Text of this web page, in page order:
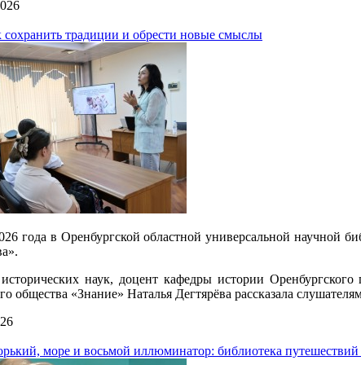
сохранить традиции и обрести новые смыслы
года в Оренбургской областной универсальной научной
наук, доцент кафедры истории
общества «Знание» Наталья Дегтярёва рассказала
море и восьмой иллюминатор: библиотека путешествий